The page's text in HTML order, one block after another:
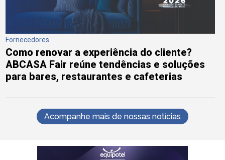
Fornecedores
Como renovar a experiência do cliente?
ABCASA Fair reúne tendências e soluções
para bares, restaurantes e cafeterias
Acompanhe mais de nossas notícias